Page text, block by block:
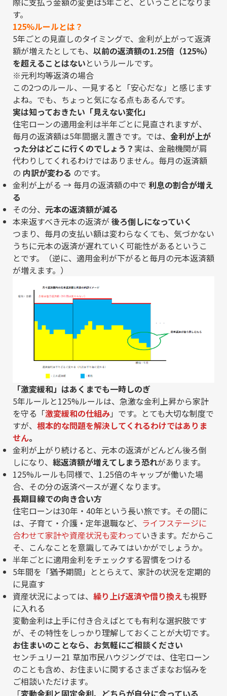
す。
125%ルールとは？
5年ごとの見直しのタイミングで、金利が上がって返済
額が増えたとしても、 以前の返済額の1.25倍（125%）
を超えることはないというルールです。
※元利均等返済の場合
この2つのルール、一見すると「安心だな」と感じます
よね。でも、ちょっと気になる点もあるんです。
実は知っておきたい「見えない変化」
住宅ローンの適用金利は半年ごとに見直されますが、
毎月の返済額は5年間据え置きです。では、 金利が上が
った分はどこに行くのでしょう？ 実は、金融機関が肩
代わりしてくれるわけではありません。毎月の返済額
の 内訳が変わる のです。
金利が上がる → 毎月の返済額の中で 利息の割合が増え
る
その分、 元本の返済額が減る
本来返すべき元本の返済が 後ろ倒しになっていく
つまり、毎月の支払い額は変わらなくても、気づかない
うちに元本の返済が遅れていく可能性があるというこ
とです。（逆に、適用金利が下がると毎月の元本返済額
が増えます。）
「激変緩和」はあくまでも一時しのぎ
5年ルールと125%ルールは、急激な金利上昇から家計
を守る「激変緩和の仕組み」です。とても大切な制度で
すが、 根本的な問題を解決してくれるわけではありま
せん。
金利が上がり続けると、元本の返済がどんどん後ろ倒
しになり、 総返済額が増えてしまう恐れがあります。
125%ルールも同様で、1.25倍のキャップが働いた場
合、その分の返済ペースが遅くなります。
長期目線での向き合い方
住宅ローンは30年・40年という長い旅です。その間に
は、子育て・介護・定年退職など、 ライフステージに
合わせて家計や資産状況も変わっていきます。だからこ
そ、こんなことを意識してみてはいかがでしょうか。
半年ごとに適用金利をチェックする習慣をつける
5年間を「猶予期間」ととらえて、家計の状況を定期的
に見直す
資産状況によっては、 繰り上げ返済や借り換えも視野
に入れる
変動金利は上手に付き合えばとても有利な選択肢です
が、その特性をしっかり理解しておくことが大切です。
お住まいのことなら、お気軽にご相談ください
センチュリー21 草加市民ハウジングでは、住宅ローン
のことも含め、お住まいに関するさまざまなお悩みを
ご相談いただけます。